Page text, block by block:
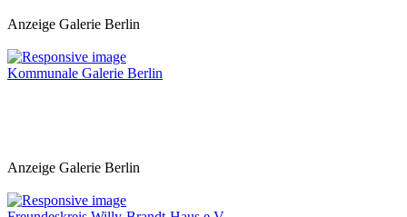
Anzeige Galerie Berlin
Kommunale Galerie Berlin
Anzeige Galerie Berlin